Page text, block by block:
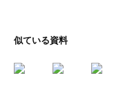
似ている資料